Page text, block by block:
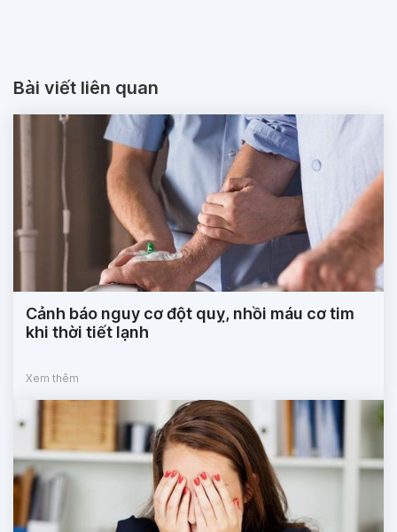
Bài viết liên quan
Cảnh báo nguy cơ đột quỵ, nhồi máu cơ tim
khi thời tiết lạnh
Xem thêm